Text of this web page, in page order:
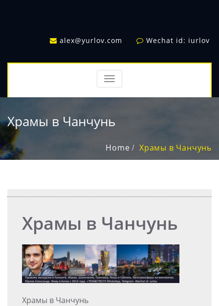
alex@yurlov.com Wechat id: iurlov
TOGGLE
NAVIGATION
Храмы в Чанчунь
Home Храмы в Чанчунь
Храмы в Чанчунь
Храмы в Чанчунь